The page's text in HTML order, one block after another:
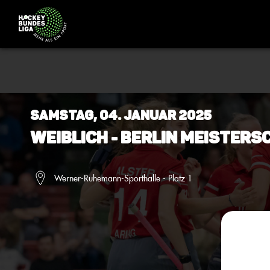
Samstag, 04. Januar 2025
Weiblich - BERLIN
Werner-Ruhemann-Sporthalle - Platz 1